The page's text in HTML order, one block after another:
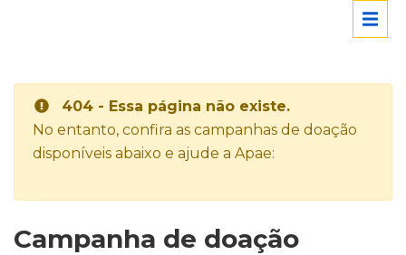
404 - Essa página não existe.
No entanto, confira as campanhas de doação
disponíveis abaixo e ajude a Apae:
Campanha de doação